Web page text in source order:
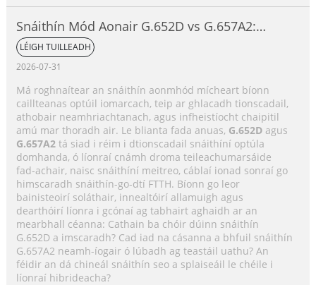
Snáithín Mód Aonair G.652D vs G.657A2:
Príomhdhifríochtaí, Comparáid Feidhmíochta
& Treoir Roghnúcháin Feidhmchláir
LÉIGH TUILLEADH
2026-07-31
Má roghnaítear an snáithín aonmhód mícheart bíonn
caillteanas optúil iomarcach, teip ar ghlacadh tionscadail,
athobair neamhriachtanach, agus infheistíocht chaipitil
amú mar thoradh air. Le blianta fada anuas, G.652Dagus
G.657A2tá siad i réim i dtionscadail snáithíní optúla
domhanda, ó líonraí cnámh droma teileachumarsáide
fad-achair, naisc snáithíní meitreo, cáblaí ionad sonraí go
himscaradh snáithín-go-dtí FTTH. Bíonn go leor
bainisteoirí soláthair, innealtóirí allamuigh agus
dearthóirí líonra i gcónaí ag tabhairt aghaidh ar an
mearbhall céanna: Cathain ba chóir dúinn snáithín
G.652D a imscaradh? Cad iad na cásanna a bhfuil snáithín
G.657A2 neamh-íogair ó lúbadh ag teastáil uathu? An
féidir an dá chineál snáithín seo a splaiseáil le chéile i
líonraí hibrideacha?